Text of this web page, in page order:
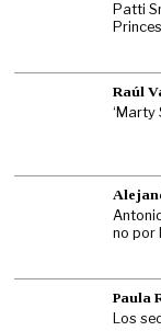
Patti
Raúl
‘Marty
no por
Paula
Los